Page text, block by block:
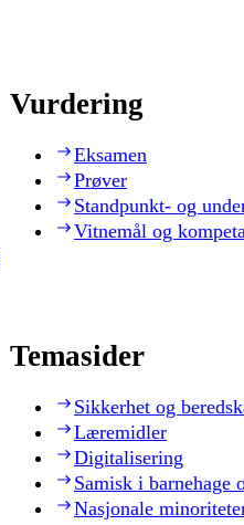
Vurdering
Eksamen
Prøver
Standpunkt- og
Vitnemål og
Temasider
Sikkerhet og
Læremidler
Digitalisering
Samisk i barnehage
Nasjonale